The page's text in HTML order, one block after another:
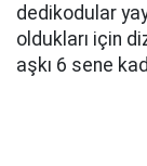
dedikodular
oldukları için
aşkı 6 sene